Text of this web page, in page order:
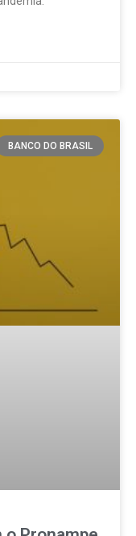
BANCO DO BRASIL